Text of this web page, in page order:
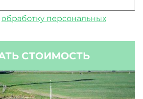
морскими побережьями.
обработку персональных